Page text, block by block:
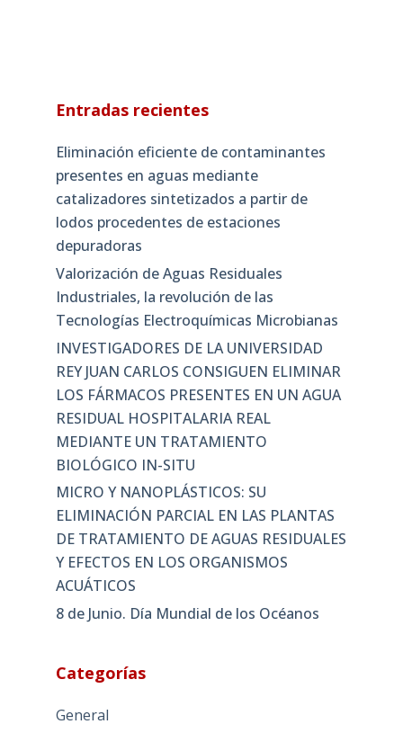
Entradas recientes
Eliminación eficiente de contaminantes
presentes en aguas mediante
catalizadores sintetizados a partir de
lodos procedentes de estaciones
depuradoras
Valorización de Aguas Residuales
Industriales, la revolución de las
Tecnologías Electroquímicas Microbianas
INVESTIGADORES DE LA UNIVERSIDAD
REY JUAN CARLOS CONSIGUEN ELIMINAR
LOS FÁRMACOS PRESENTES EN UN AGUA
RESIDUAL HOSPITALARIA REAL
MEDIANTE UN TRATAMIENTO
BIOLÓGICO IN-SITU
MICRO Y NANOPLÁSTICOS: SU
ELIMINACIÓN PARCIAL EN LAS PLANTAS
DE TRATAMIENTO DE AGUAS RESIDUALES
Y EFECTOS EN LOS ORGANISMOS
ACUÁTICOS
8 de Junio. Día Mundial de los Océanos
Categorías
General